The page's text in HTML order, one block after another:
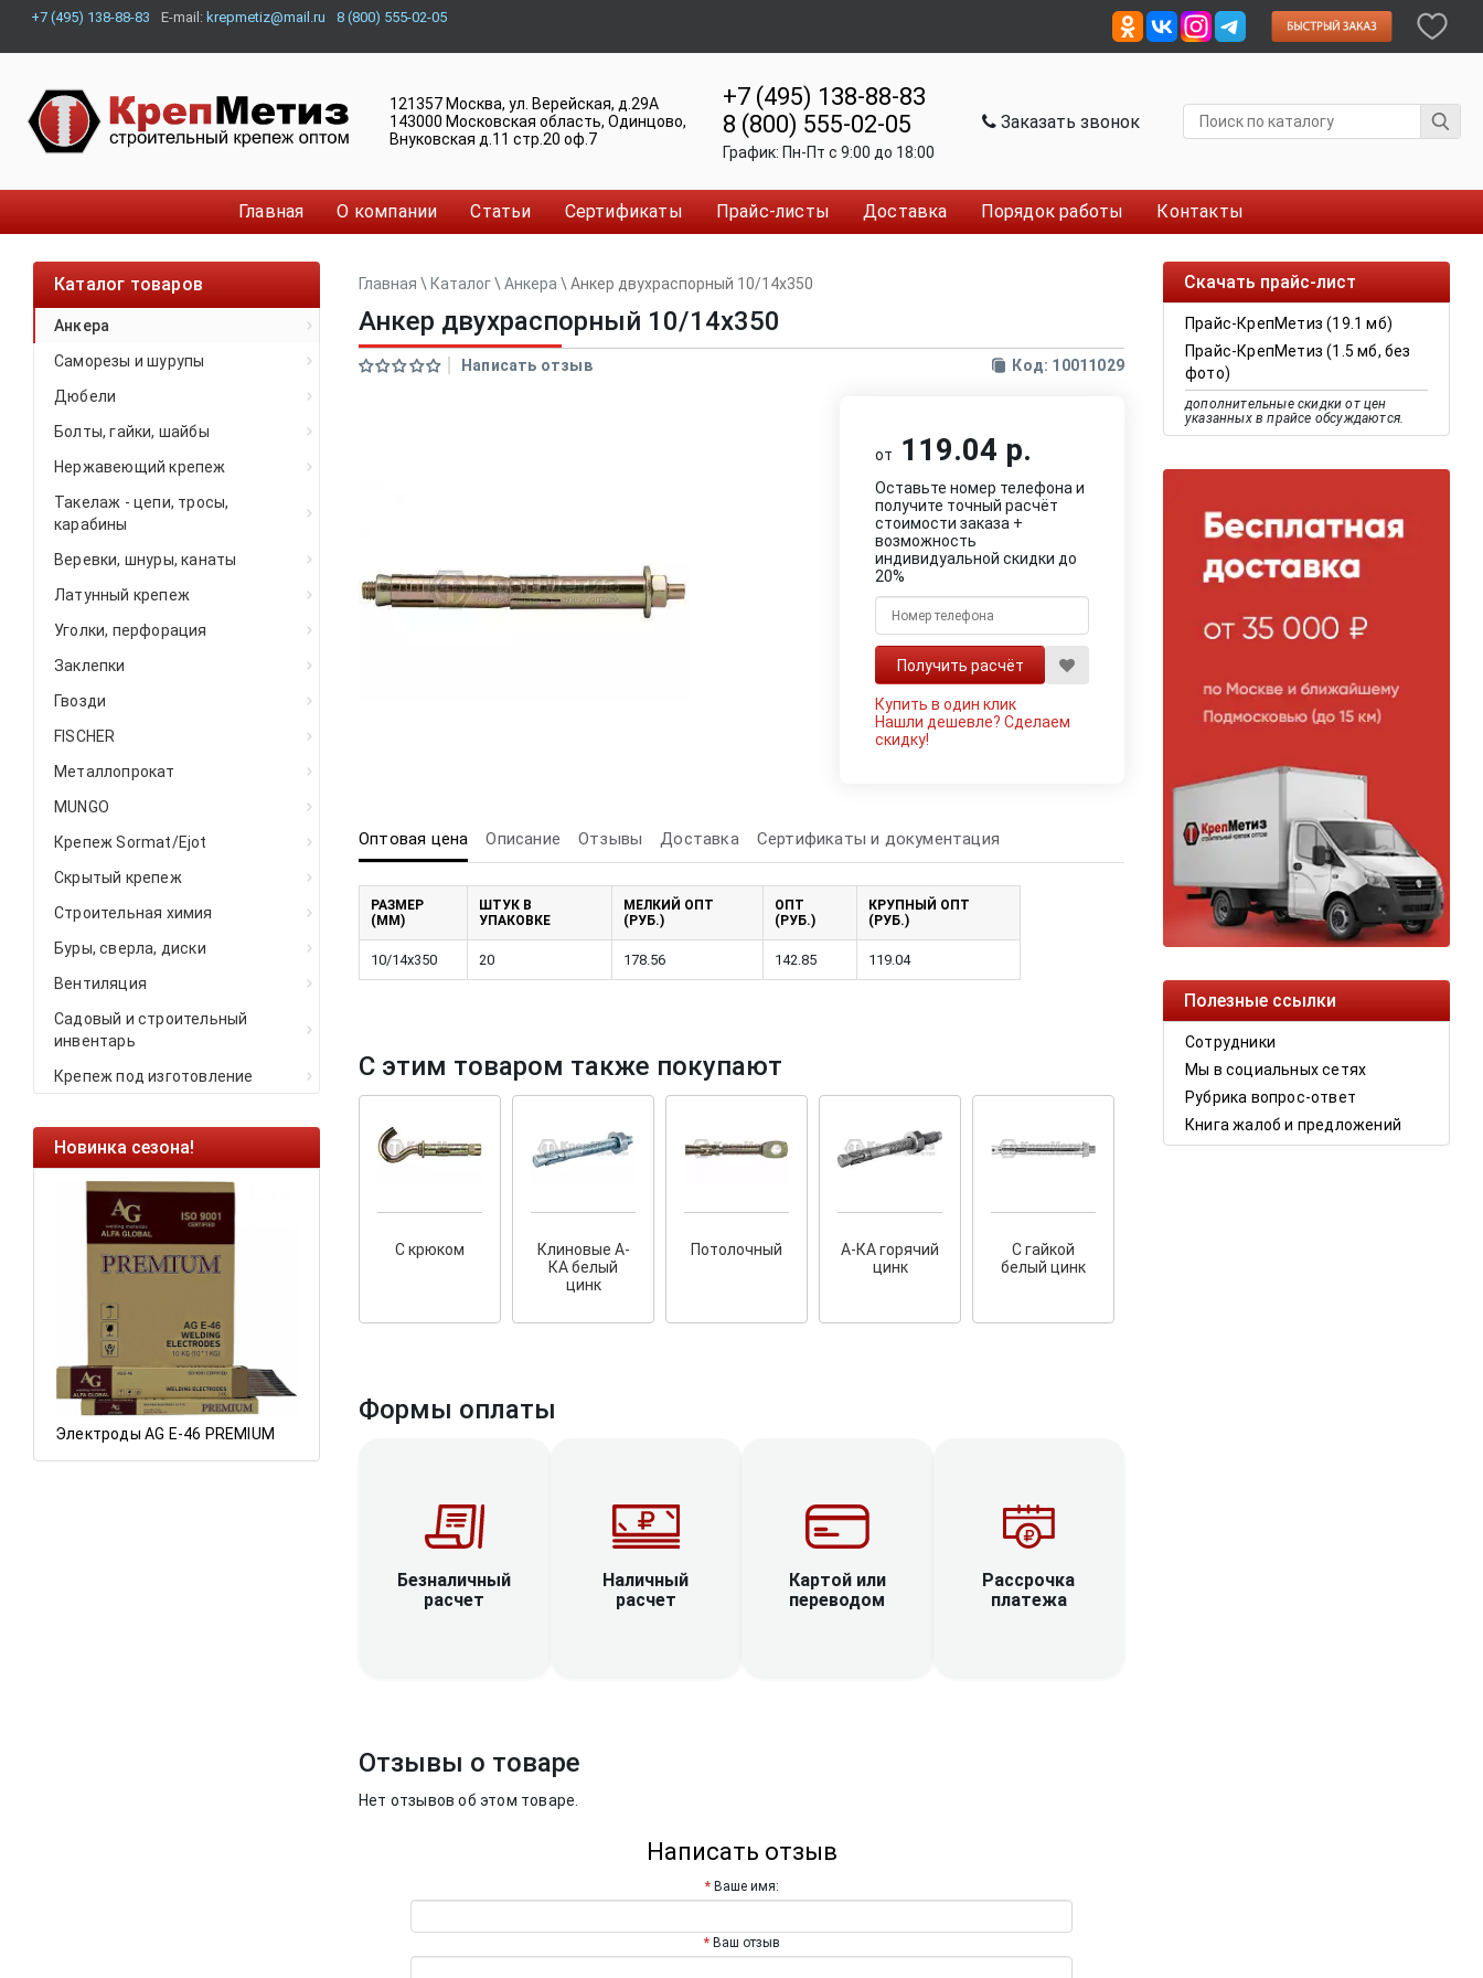
+7 (495) 138-88-83 E-mail: krepmetiz@mail.ru 8 (800) 555-02-05
121357 Москва, ул. Верейская, д.29А
143000 Московская область, Одинцово,
Внуковская д.11 стр.20 оф.7
+7 (495) 138-88-83
8 (800) 555-02-05
График: Пн-Пт c 9:00 до 18:00
Заказать звонок
Главная О компании Статьи Сертификаты Прайс-листы Доставка Порядок работы Контакты
Каталог товаров
Анкера
Саморезы и шурупы
Дюбели
Болты, гайки, шайбы
Нержавеющий крепеж
Такелаж - цепи, тросы,
карабины
Веревки, шнуры, канаты
Латунный крепеж
Уголки, перфорация
Заклепки
Гвозди
FISCHER
Металлопрокат
MUNGO
Крепеж Sormat/Ejot
Скрытый крепеж
Строительная химия
Буры, сверла, диски
Вентиляция
Садовый и строительный
инвентарь
Крепеж под изготовление
Новинка сезона!
Электроды AG E-46 PREMIUM
Ликвидация остатков!
Ликвидация складских
остатков по ценам 2020 года!
Cкрытый крепеж
У нас появился
скрытый
крепеж для деревянных террас
Скачать прайс-лист
Прайс-КрепМетиз (19.1 мб)
Прайс-КрепМетиз (1.5 мб, без
фото)
дополнительные скидки от цен
указанных в прайсе обсуждаются.
Полезные ссылки
Сотрудники
Мы в социальных сетях
Рубрика вопрос-ответ
Книга жалоб и предложений
Главная \ Каталог\ Анкера \ Анкер двуxраспорный 10/14x350
Анкер двуxраспорный 10/14x350
Написать отзыв Код: 10011029
от 119.04 р.
Оставьте номер телефона и
получите точный расчёт
стоимости заказа +
возможность
индивидуальной скидки до
20%
Купить в один клик
Нашли дешевле?Сделаем
скидку!
Оптовая цена Описание Отзывы Доставка Сертификаты и документация
РАЗМЕР
(ММ)
ШТУК В
УПАКОВКЕ
МЕЛКИЙ ОПТ
(РУБ.)
ОПТ
(РУБ.)
КРУПНЫЙ ОПТ
(РУБ.)
10/14x350 20 178.56 142.85 119.04
С этим товаром также покупают
С крюком
Клиновые А-
КА белый
цинк
Потолочный
А-КА горячий
цинк
С гайкой
белый цинк
Формы оплаты
Безналичный
расчет
Наличный
расчет
Картой или
переводом
Рассрочка
платежа
Отзывы о товаре
Нет отзывов об этом товаре.
Написать отзыв
Ваше имя:
Ваш отзыв